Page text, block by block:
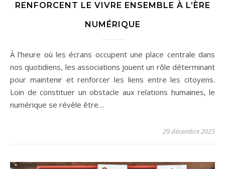
RENFORCENT LE VIVRE ENSEMBLE À L’ÈRE
NUMÉRIQUE
À l’heure où les écrans occupent une place centrale dans
nos quotidiens, les associations jouent un rôle déterminant
pour maintenir et renforcer les liens entre les citoyens.
Loin de constituer un obstacle aux relations humaines, le
numérique se révèle être…
29 décembre 2025